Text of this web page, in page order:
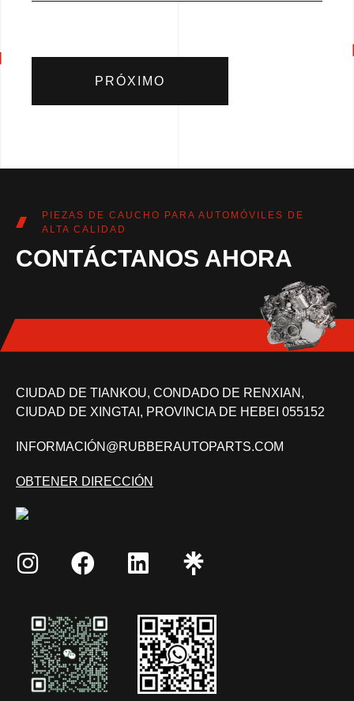
PRÓXIMO
PIEZAS DE CAUCHO PARA AUTOMÓVILES DE
ALTA CALIDAD
CONTÁCTANOS AHORA
CIUDAD DE TIANKOU, CONDADO DE RENXIAN,
CIUDAD DE XINGTAI, PROVINCIA DE HEBEI 055152
INFORMACIÓN@RUBBERAUTOPARTS.COM
OBTENER DIRECCIÓN